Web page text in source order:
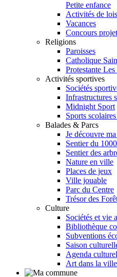
Petite enfance
Activités de
Vacances
Concours
Religions
Paroisses
Catholique
Protestante
Activités sportives
Sociétés
Infrastructures
Midnight Sport
Sports
Balades & Parcs
Je découvre
Sentier du
Sentier des
Nature en ville
Places de jeux
Ville jouable
Parc du Centre
Trésor des
Culture
Sociétés et vie
Bibliothèque
Subventions
Saison
Agenda
Art dans la ville